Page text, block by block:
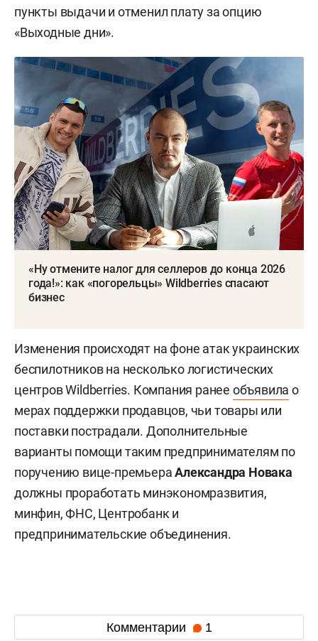
пункты выдачи и отменил плату за опцию
«Выходные дни».
«Ну отмените налог для селлеров до конца 2026
года!»: как «погорельцы» Wildberries спасают
бизнес
Изменения происходят на фоне атак украинских
беспилотников на несколько логистических
центров Wildberries. Компания ранее объявила о
мерах поддержки продавцов, чьи товары или
поставки пострадали. Дополнительные
варианты помощи таким предпринимателям по
поручению вице-премьераАлександра Новака
должны проработать минэкономразвития,
минфин, ФНС, Центробанк и
предпринимательские объединения.
Комментарии 1